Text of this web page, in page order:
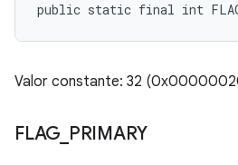
public static final int
Valor constante: 32
FLAG PRIMARY